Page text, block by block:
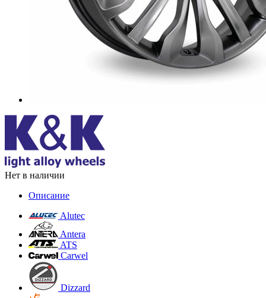
Нет в наличии
Описание
Alutec
Antera
ATS
Carwel
Dizzard